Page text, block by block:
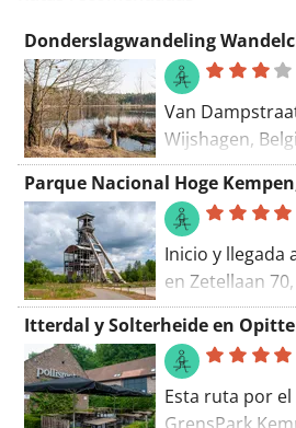
Van
Wijshagen,
Naar
Wijshagen,
Routering
Inicio y llegada
en Zetellaan
realizada el 25
Debido a
senderos de
están
Itterdal y Solterheide en
Esta ruta por